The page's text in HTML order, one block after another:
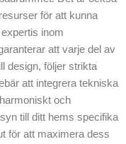
för att kunna
inom
att varje del av
design, följer strikta
att integrera tekniska
och
till ditt hems specifika
för att maximera dess